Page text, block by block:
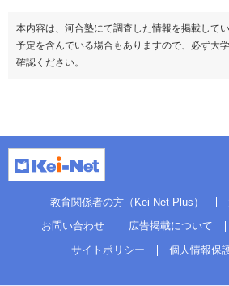
本内容は、河合塾にて調査した情報を掲載して
予定を含んでいる場合もありますので、必ず大
確認ください。
教育関係者の方（Kei-Net Plus）
お問い合わせ
広告掲載について
サイトポリシー
個人情報保